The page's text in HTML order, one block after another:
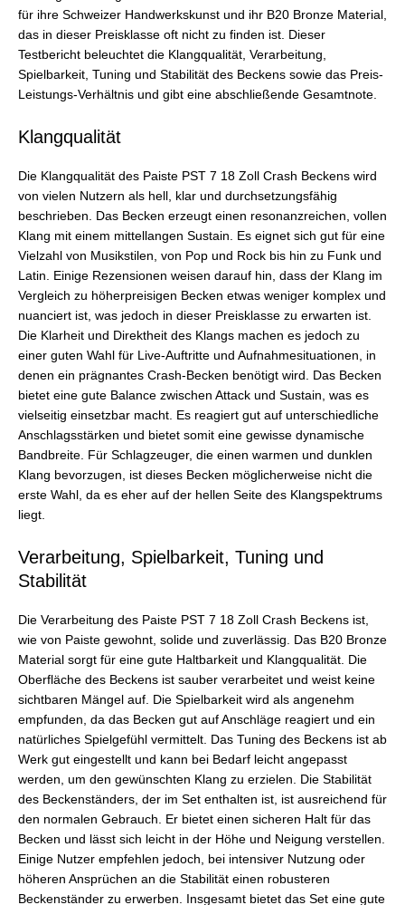
für ihre Schweizer Handwerkskunst und ihr B20 Bronze Material,
das in dieser Preisklasse oft nicht zu finden ist. Dieser
Testbericht beleuchtet die Klangqualität, Verarbeitung,
Spielbarkeit, Tuning und Stabilität des Beckens sowie das Preis-
Leistungs-Verhältnis und gibt eine abschließende Gesamtnote.
Klangqualität
Die Klangqualität des Paiste PST 7 18 Zoll Crash Beckens wird
von vielen Nutzern als hell, klar und durchsetzungsfähig
beschrieben. Das Becken erzeugt einen resonanzreichen, vollen
Klang mit einem mittellangen Sustain. Es eignet sich gut für eine
Vielzahl von Musikstilen, von Pop und Rock bis hin zu Funk und
Latin. Einige Rezensionen weisen darauf hin, dass der Klang im
Vergleich zu höherpreisigen Becken etwas weniger komplex und
nuanciert ist, was jedoch in dieser Preisklasse zu erwarten ist.
Die Klarheit und Direktheit des Klangs machen es jedoch zu
einer guten Wahl für Live-Auftritte und Aufnahmesituationen, in
denen ein prägnantes Crash-Becken benötigt wird. Das Becken
bietet eine gute Balance zwischen Attack und Sustain, was es
vielseitig einsetzbar macht. Es reagiert gut auf unterschiedliche
Anschlagsstärken und bietet somit eine gewisse dynamische
Bandbreite. Für Schlagzeuger, die einen warmen und dunklen
Klang bevorzugen, ist dieses Becken möglicherweise nicht die
erste Wahl, da es eher auf der hellen Seite des Klangspektrums
liegt.
Verarbeitung, Spielbarkeit, Tuning und
Stabilität
Die Verarbeitung des Paiste PST 7 18 Zoll Crash Beckens ist,
wie von Paiste gewohnt, solide und zuverlässig. Das B20 Bronze
Material sorgt für eine gute Haltbarkeit und Klangqualität. Die
Oberfläche des Beckens ist sauber verarbeitet und weist keine
sichtbaren Mängel auf. Die Spielbarkeit wird als angenehm
empfunden, da das Becken gut auf Anschläge reagiert und ein
natürliches Spielgefühl vermittelt. Das Tuning des Beckens ist ab
Werk gut eingestellt und kann bei Bedarf leicht angepasst
werden, um den gewünschten Klang zu erzielen. Die Stabilität
des Beckenständers, der im Set enthalten ist, ist ausreichend für
den normalen Gebrauch. Er bietet einen sicheren Halt für das
Becken und lässt sich leicht in der Höhe und Neigung verstellen.
Einige Nutzer empfehlen jedoch, bei intensiver Nutzung oder
höheren Ansprüchen an die Stabilität einen robusteren
Beckenständer zu erwerben. Insgesamt bietet das Set eine gute